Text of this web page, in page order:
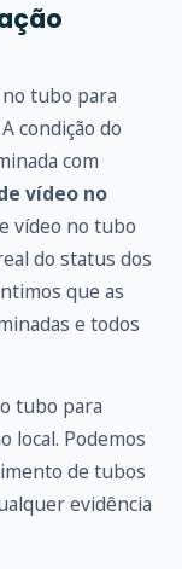
tubo para
condição do
com
vídeo no
vídeo no tubo
do status dos
que as
e todos
tubo para
local. Podemos
de tubos
evidência